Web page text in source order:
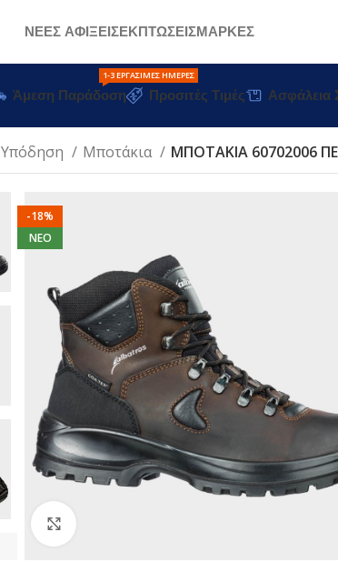
ΝΕΕΣ ΑΦΙΞΕΙΣΕΚΠΤΩΣΕΙΣΜΑΡΚΕΣ
Άμεση Παράδοση
1-3 ΕΡΓΆΣΙΜΕΣ ΗΜΈΡΕΣ
Προσιτές Τιμές Ασφάλεια
Υπόδηση Μποτάκια ΜΠΟΤΑΚΙΑ 60702006
-18%
NEO